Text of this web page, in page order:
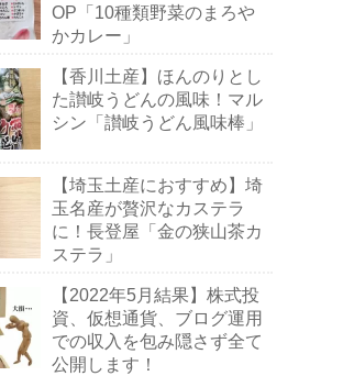
OP「10種類野菜のまろや
かカレー」
【香川土産】ほんのりとし
た讃岐うどんの風味！マル
シン「讃岐うどん風味棒」
【埼玉土産におすすめ】埼
玉名産が贅沢なカステラ
に！長登屋「金の狭山茶カ
ステラ」
【2022年5月結果】株式投
資、仮想通貨、ブログ運用
での収入を包み隠さず全て
公開します！